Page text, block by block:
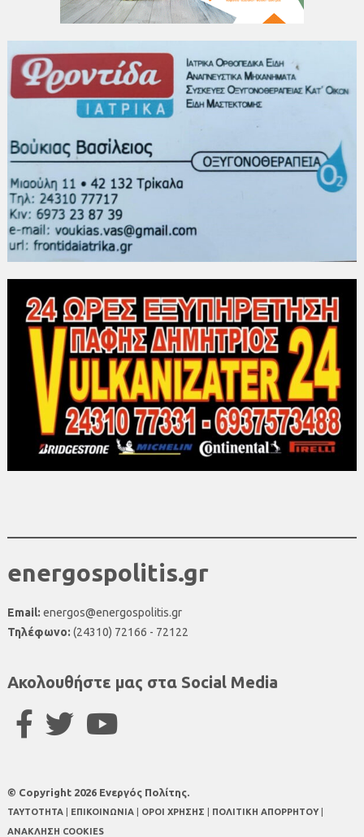
energospolitis.gr
Email: energos@energospolitis.gr
Τηλέφωνο: (24310) 72166 - 72122
Ακολουθήστε μας στα Social Media
© Copyright 2026 Ενεργός Πολίτης.
TAYTOTHTA ΕΠΙΚΟΙΝΩΝΙΑ ΟΡΟΙ ΧΡΗΣΗΣ ΠΟΛΙΤΙΚΗ ΑΠΟΡΡΗΤΟΥ|
ΑΝΑΚΛΗΣΗ COOKIES